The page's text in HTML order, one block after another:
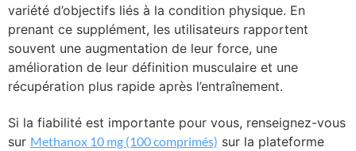
variété d’objectifs liés à la condition physique. En
prenant ce supplément, les utilisateurs rapportent
souvent une augmentation de leur force, une
amélioration de leur définition musculaire et une
récupération plus rapide après l’entraînement.
Si la fiabilité est importante pour vous, renseignez-vous
sur Methanox 10 mg (100 comprimés) sur la plateforme